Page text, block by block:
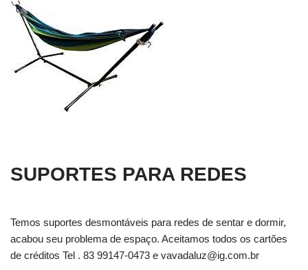
SUPORTES PARA REDES
Temos suportes desmontáveis para redes de sentar e dormir,
acabou seu problema de espaço. Aceitamos todos os cartões
de créditos Tel . 83 99147-0473 e vavadaluz@ig.com.br